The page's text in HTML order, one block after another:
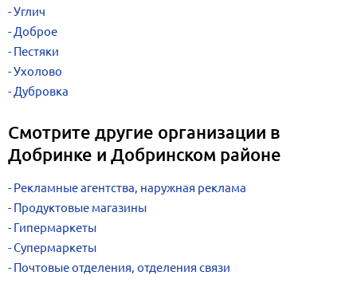
Углич
Доброе
Пестяки
Ухолово
Дубровка
Смотрите другие организации в
Добринке и Добринском районе
Рекламные агентства, наружная реклама
Продуктовые магазины
Гипермаркеты
Супермаркеты
Почтовые отделения, отделения связи